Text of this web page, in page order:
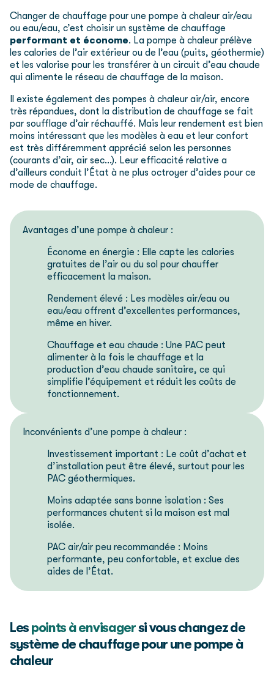
Changer de chauffage pour une pompe à chaleur air/eau
ou eau/eau, c’est choisir un système de chauffage
performant et économe. La pompe à chaleur prélève
les calories de l’air extérieur ou de l’eau (puits, géothermie)
et les valorise pour les transférer à un circuit d’eau chaude
qui alimente le réseau de chauffage de la maison.
Il existe également des pompes à chaleur air/air, encore
très répandues, dont la distribution de chauffage se fait
par soufflage d’air réchauffé. Mais leur rendement est bien
moins intéressant que les modèles à eau et leur confort
est très différemment apprécié selon les personnes
(courants d’air, air sec…). Leur efficacité relative a
d’ailleurs conduit l’État à ne plus octroyer d’aides pour ce
mode de chauffage.
Avantages d’une pompe à chaleur :
Économe en énergie : Elle capte les calories
gratuites de l’air ou du sol pour chauffer
efficacement la maison.
Rendement élevé : Les modèles air/eau ou
eau/eau offrent d’excellentes performances,
même en hiver.
Chauffage et eau chaude : Une PAC peut
alimenter à la fois le chauffage et la
production d’eau chaude sanitaire, ce qui
simplifie l’équipement et réduit les coûts de
fonctionnement.
Inconvénients d’une pompe à chaleur :
Investissement important : Le coût d’achat et
d’installation peut être élevé, surtout pour les
PAC géothermiques.
Moins adaptée sans bonne isolation : Ses
performances chutent si la maison est mal
isolée.
PAC air/air peu recommandée : Moins
performante, peu confortable, et exclue des
aides de l’État.
Les points à envisagersi vous changez de
système de chauffage pour une pompe à
chaleur